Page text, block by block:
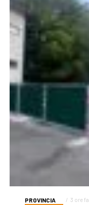
PROVINCIA 3 ore fa